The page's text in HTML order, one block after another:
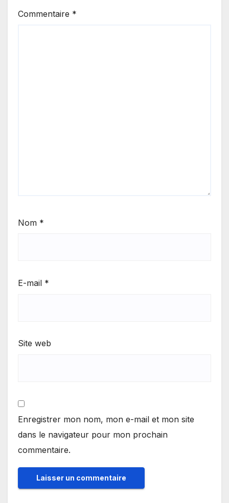
Commentaire *
Nom *
E-mail *
Site web
Enregistrer mon nom, mon e-mail et mon site
dans le navigateur pour mon prochain
commentaire.